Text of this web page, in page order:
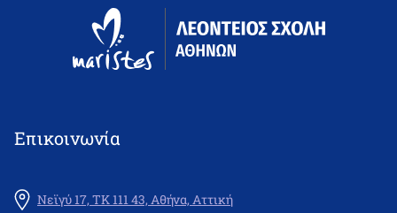
Επικοινωνία
Νεϊγύ 17, ΤΚ 111 43, Αθήνα, Αττική